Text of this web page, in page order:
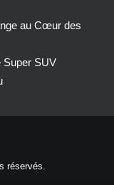
au Cœur des
Super SUV
réservés.